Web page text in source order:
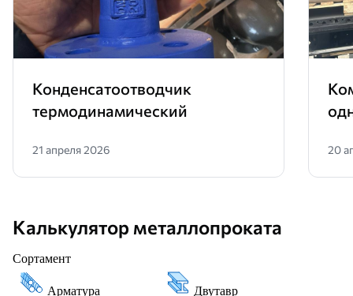
Конденсатоотводчик
термодинамический
21 апреля 2026 20
Калькулятор металлопроката